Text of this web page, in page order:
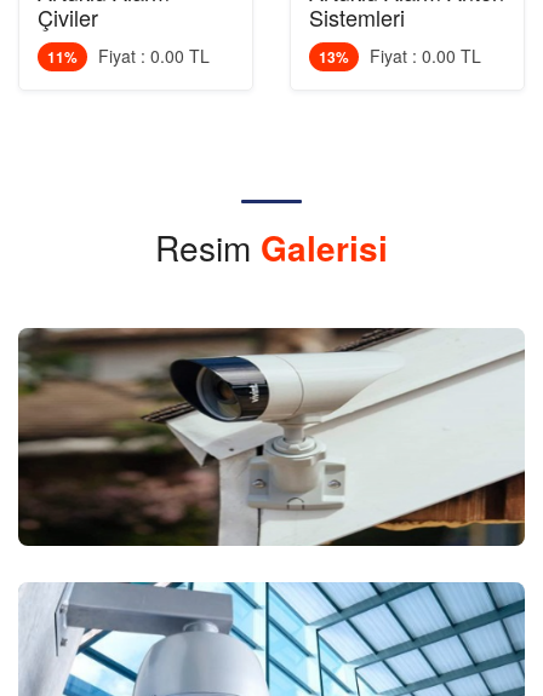
Çiviler
11% Fiyat : 0.00 TL
Sistemleri
13% Fiyat : 0.00 TL
Resim Galerisi